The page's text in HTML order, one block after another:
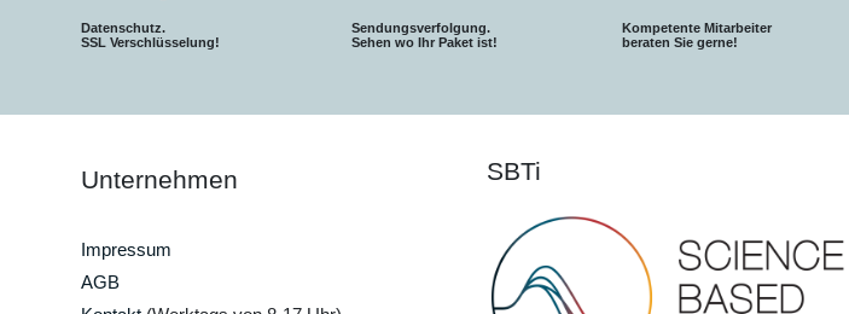
Datenschutz.
SSL Verschlüsselung!
Sendungsverfolgung.
Sehen wo Ihr Paket ist!
Kompetente Mitarbeiter
beraten Sie gerne!
Unternehmen
Impressum
AGB
SBTi